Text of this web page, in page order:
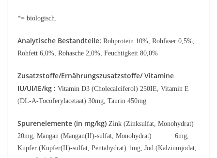
*= biologisch.
Analytische Bestandteile: Rohprotein 10%, Rohfaser 0,5%,
Rohfett 6,0%, Rohasche 2,0%, Feuchtigkeit 80,0%
Zusatzstoffe/Ernährungszusatzstoffe/ Vitamine
IU/UI/IE/kg : Vitamin D3 (Cholecalciferol) 250IE, Vitamin E
(DL-A-Tocoferylacetaat) 30mg, Taurin 450mg
Spurenelemente (in mg/kg) Zink (Zinksulfat, Monohydrat)
20mg, Mangan (Mangan(II)-sulfat, Monohydrat) 6mg,
Kupfer (Kupfer(II)-sulfat, Pentahydrat) 1mg, Jod (Kalziumjodat,